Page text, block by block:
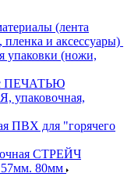
(лента
пленка и аксессуары)
упаковки (ножи,
с ПЕЧАТЬЮ
упаковочная,
ПВХ для "горячего
СТРЕЙЧ
57мм. 80мм